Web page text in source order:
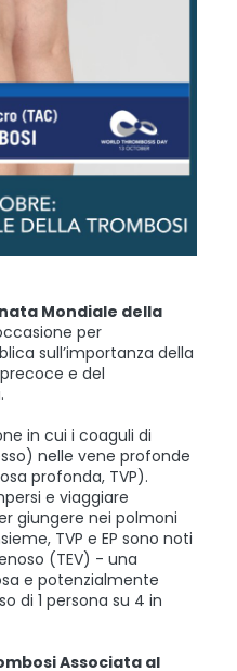
Mondiale della
per
sull’importanza della
e del
in cui i coaguli di
nelle vene profonde
profonda, TVP).
e viaggiare
giungere nei polmoni
TVP e EP sono noti
(TEV) - una
e potenzialmente
di 1 persona su 4 in
Associata al